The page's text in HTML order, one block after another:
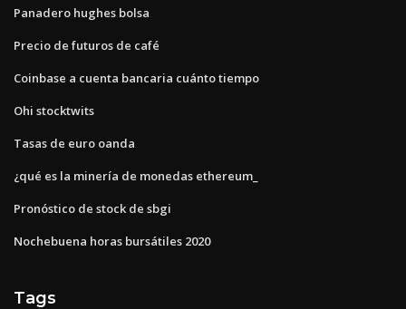
Panadero hughes bolsa
Precio de futuros de café
Coinbase a cuenta bancaria cuánto tiempo
Ohi stocktwits
Tasas de euro oanda
¿qué es la minería de monedas ethereum_
Pronóstico de stock de sbgi
Nochebuena horas bursátiles 2020
Tags